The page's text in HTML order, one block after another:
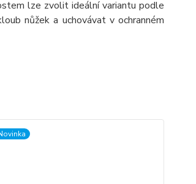
lze zvolit ideální variantu podle
nůžek a uchovávat v ochranném